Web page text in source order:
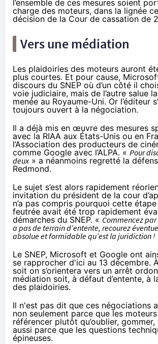
l’ensemble de ces mesures soient
charge des moteurs, dans la lignée
décision de la Cour de cassation de
Vers une médiation
Les plaidoiries des moteurs auront
plus courtes. Et pour cause,
discours du SNEP où d’un côté il
voie judiciaire, mais de l’autre salue
menée au Royaume-Uni. Or l’éditeur
toujours ouvert à la négociation.
Il a déjà mis en œuvre des mesures
avec la RIAA aux États-Unis ou en
l’Association des producteurs de
comme Google avec l’ALPA. « Pour
deux» a néanmoins regretté la
Redmond.
Le sujet s’est alors rapidement
invitation du président de la cour
n’a pas compris pourquoi cette
feutrée avait été trop rapidement
démarches du SNEP. « Commencez par
a pas de terrain d’entente, recourez
absolue et formidable qu’est la juridiction !
Le SNEP, Microsoft et Google ont
se rapprocher d'ici au 13 décembre.
soit on s’orientera vers un arrêt
médiation soit, à défaut d’entente, à
des plaidoiries.
Il n'est pas dit que ces négociations
non seulement parce que les
référencer plutôt qu’oublier, gommer,
aussi parce que les questions
épineuses.